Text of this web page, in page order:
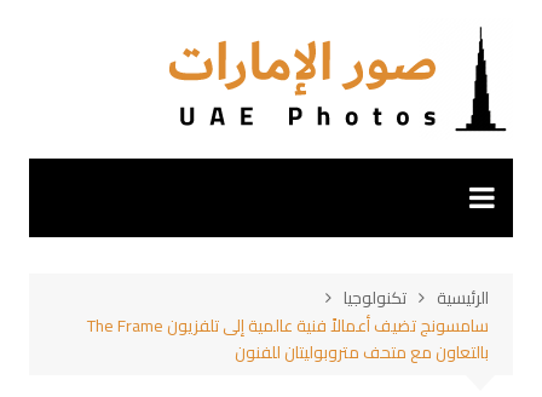
المحتوى
الرئيسية
تكنولوجيا
سامسونج تضيف أعمالاً فنية عالمية إلى تلفزيون The Frame
بالتعاون مع متحف متروبوليتان للفنون